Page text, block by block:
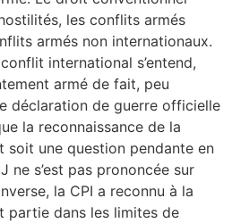
les conflits armés
armés non internationaux.
international s’entend,
armé de fait, peu
déclaration de guerre officielle
la reconnaissance de la
soit une question pendante en
ne s’est pas prononcée sur
la CPI a reconnu à la
partie dans les limites de